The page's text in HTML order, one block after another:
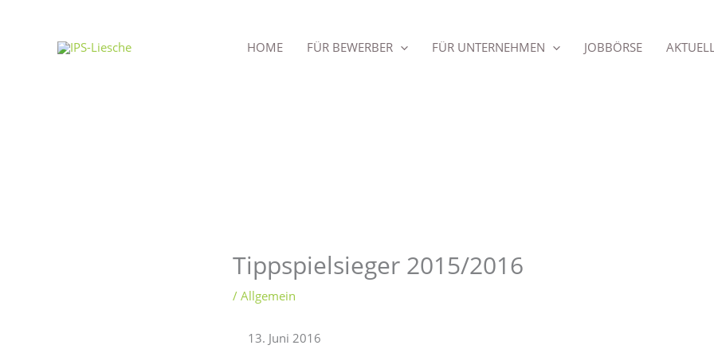
HOME FÜR BEWERBER FÜR UNTERNEHMEN JOBBÖRSE
Tippspielsieger 2015/2016
/Allgemein
Juni 2016